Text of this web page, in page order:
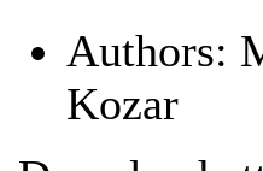
Authors:
Kozar